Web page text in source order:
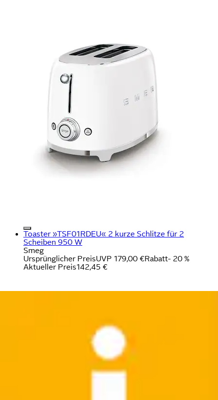
Toaster »TSF01RDEU« 2 kurze Schlitze für 2
Scheiben 950 W
Smeg
Ursprünglicher PreisUVP 179,00 €Rabatt- 20 %
Aktueller Preis142,45 €